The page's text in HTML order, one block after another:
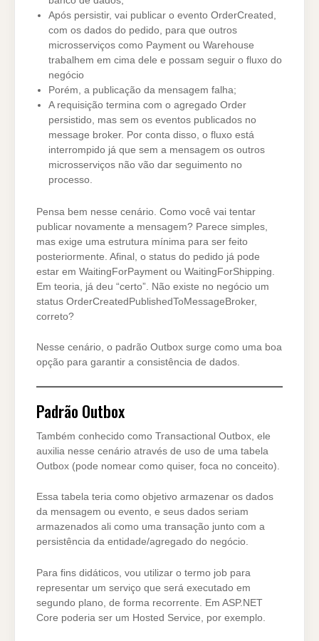
Após persistir, vai publicar o evento OrderCreated,
com os dados do pedido, para que outros
microsserviços como Payment ou Warehouse
trabalhem em cima dele e possam seguir o fluxo do
negócio
Porém, a publicação da mensagem falha;
A requisição termina com o agregado Order
persistido, mas sem os eventos publicados no
message broker. Por conta disso, o fluxo está
interrompido já que sem a mensagem os outros
microsserviços não vão dar seguimento no
processo.
Pensa bem nesse cenário. Como você vai tentar
publicar novamente a mensagem? Parece simples,
mas exige uma estrutura mínima para ser feito
posteriormente. Afinal, o status do pedido já pode
estar em WaitingForPayment ou WaitingForShipping.
Em teoria, já deu “certo”. Não existe no negócio um
status OrderCreatedPublishedToMessageBroker,
correto?
Nesse cenário, o padrão Outbox surge como uma boa
opção para garantir a consistência de dados.
Padrão Outbox
Também conhecido como Transactional Outbox, ele
auxilia nesse cenário através de uso de uma tabela
Outbox (pode nomear como quiser, foca no conceito).
Essa tabela teria como objetivo armazenar os dados
da mensagem ou evento, e seus dados seriam
armazenados ali como uma transação junto com a
persistência da entidade/agregado do negócio.
Para fins didáticos, vou utilizar o termo job para
representar um serviço que será executado em
segundo plano, de forma recorrente. Em ASP.NET
Core poderia ser um Hosted Service, por exemplo.